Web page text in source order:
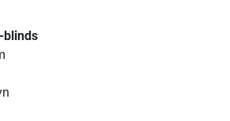
blinds